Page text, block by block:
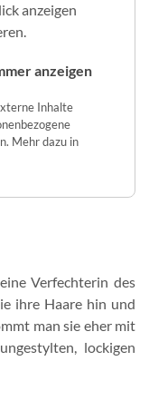
anzeigen
anzeigen
Inhalte
Mehr dazu in
Verfechterin des
ihre Haare hin und
man sie eher mit
lockigen